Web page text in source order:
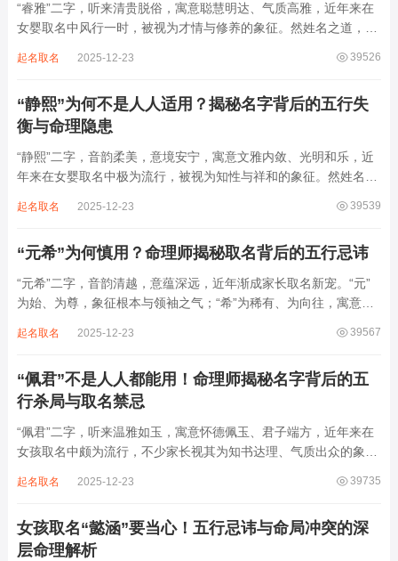
“睿雅”二字，听来清贵脱俗，寓意聪慧明达、气质高雅，近年来在
女婴取名中风行一时，被视为才情与修养的象征。然姓名之道，贵
增心力。细察“睿雅”之局，实藏金水成势、火土受制之患，若不顾
39526
起名取名 2025-12-23
“静熙”为何不是人人适用？揭秘名字背后的五行失
衡与命理隐患
“静熙”二字，音韵柔美，意境安宁，寓意文雅内敛、光明和乐，近
年来在女婴取名中极为流行，被视为知性与祥和的象征。然姓名命
象，实藏金水偏寒、火气受制之弊，若不顾八字强弱，盲目套用，
39539
起名取名 2025-12-23
“元希”为何慎用？命理师揭秘取名背后的五行忌讳
“元希”二字，音韵清越，意蕴深远，近年渐成家长取名新宠。“元”
为始、为尊，象征根本与领袖之气；“希”为稀有、为向往，寓意卓
象。然姓名非止文雅，实为命理气场之枢纽。一字之选，关乎运途
39567
起名取名 2025-12-23
“佩君”不是人人都能用！命理师揭秘名字背后的五
行杀局与取名禁忌
“佩君”二字，听来温雅如玉，寓意怀德佩玉、君子端方，近年来在
女孩取名中颇为流行，不少家长视其为知书达理、气质出众的象
察“佩君”之象，实藏金气过旺、木土受制之局，若不顾命主五行强
39735
起名取名 2025-12-23
女孩取名“懿涵”要当心！五行忌讳与命局冲突的深
层命理解析